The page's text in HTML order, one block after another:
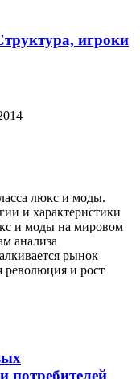
игроки
люкс и моды.
и характеристики
и моды на мировом
анализа
рынок
революция и рост
потребителей